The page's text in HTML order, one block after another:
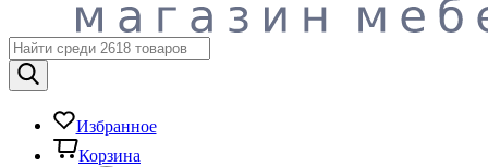
Избранное
Корзина